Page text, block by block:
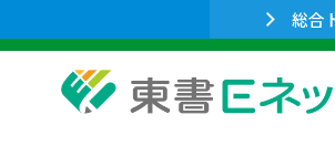
総合